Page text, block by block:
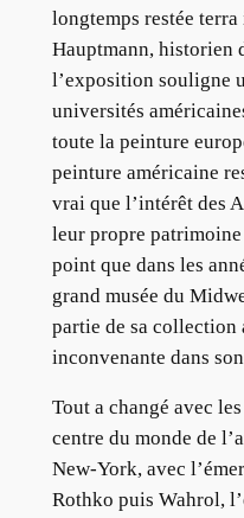
longtemps restée
Hauptmann, historien
l’exposition souligne
universités
toute la peinture
peinture américaine
vrai que l’intérêt des
leur propre
point que dans les
grand musée du
partie de sa collection
inconvenante dans
Tout a changé avec
centre du monde de
New-York, avec
Rothko puis Wahrol,